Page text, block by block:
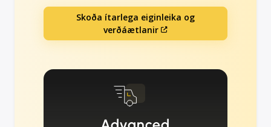
Skoða ítarlega eiginleika og
verðáætlanir